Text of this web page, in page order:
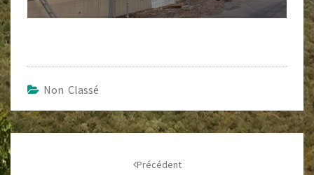
Non Classé
Navigation
d'article
Précédent